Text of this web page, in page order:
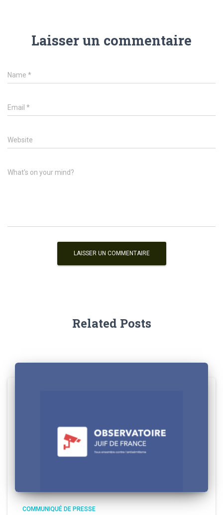
Laisser un commentaire
Name *
Email *
Website
What's on your mind?
Related Posts
COMMUNIQUÉ DE PRESSE